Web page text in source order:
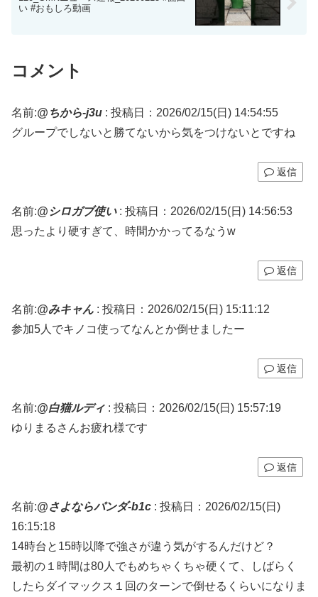
い #おもしろ動画
コメント
名前:@ちから-j3u : 投稿日：2026/02/15(日) 14:54:55
グループでしないと勝てないから気をつけないとですね
返信
名前:@シロガブ使い: 投稿日：2026/02/15(日) 14:56:53
思ったより硬すぎて、時間かかってるなうw
返信
名前:@みキャん : 投稿日：2026/02/15(日) 15:11:12
参加5人でキノコ使ってなんとか倒せましたー
返信
名前:@白猫ルディ : 投稿日：2026/02/15(日) 15:57:19
ゆりまるさんお疲れ様です
返信
名前:@さよならパンダ-b1c : 投稿日：2026/02/15(日)
16:15:18
14時台と15時以降で強さが違う気がするんだけど？
最初の１時間は80人でもめちゃくちゃ硬くて、しばらく
したらダイマックス１回のターンで倒せるくらいになりま